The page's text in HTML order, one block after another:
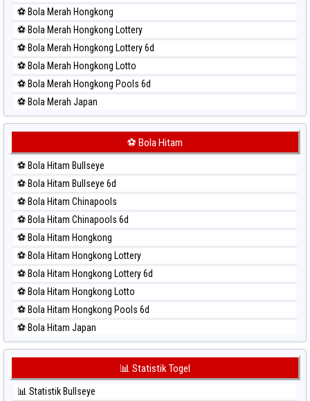
⚽ Bola Merah Hongkong
⚽ Bola Merah Hongkong Lottery
⚽ Bola Merah Hongkong Lottery 6d
⚽ Bola Merah Hongkong Lotto
⚽ Bola Merah Hongkong Pools 6d
⚽ Bola Merah Japan
⚽ Bola Merah Japan 6d
⚽ Bola Merah Kuda Lari
⚽ Bola Merah Magnum Cambodia
⚽ Bola Merah Nagoya
⚽ Bola Merah North Carolina Day
⚽ Bola Merah Pcso
⚽ Bola Merah Sao Paulo
⚽ Bola Merah Singapore
⚽ Bola Merah Sydney
⚽ Bola Merah Sydney Lottery
⚽ Bola Merah Sydney Lottery 6d
⚽ Bola Merah Sydney Lotto
⚽ Bola Merah Taiwan
⚽ Bola Hitam
⚽ Bola Hitam Bullseye
⚽ Bola Hitam Bullseye 6d
⚽ Bola Hitam Chinapools
⚽ Bola Hitam Chinapools 6d
⚽ Bola Hitam Hongkong
⚽ Bola Hitam Hongkong Lottery
⚽ Bola Hitam Hongkong Lottery 6d
⚽ Bola Hitam Hongkong Lotto
⚽ Bola Hitam Hongkong Pools 6d
⚽ Bola Hitam Japan
⚽ Bola Hitam Japan 6d
⚽ Bola Hitam Kuda Lari
📊 Statistik Togel
📊 Statistik Bullseye